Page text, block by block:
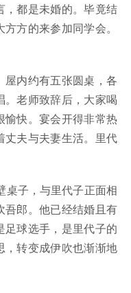
，都是未婚的。毕竟结
方的来参加同学会。
内约有五张圆桌，各
老师致辞后，大家喝
愉快。宴会开得非常热
丈夫与夫妻生活。里代
子，与里代子正面相
吾郎。他已经结婚且有
球选手，是里代子的
，转变成伊吹也渐渐地